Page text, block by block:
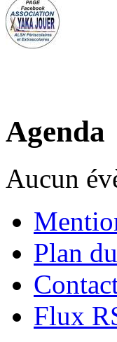
Agenda
Aucun
Plan
Flux